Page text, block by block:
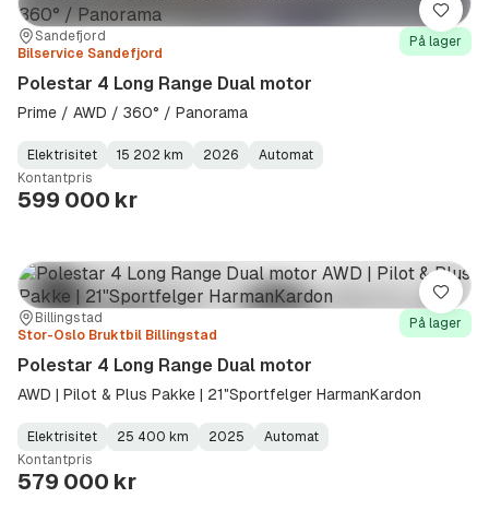
Sted:
Sandefjord
Forhandler:
Bilservice Sandefjord
På lager
Polestar 4 Long Range Dual motor
Prime / AWD / 360° / Panorama
Fuel
Type:
Elektrisitet
Kilometerstand:
15 202 km
Model
Year:
2026
Gearbox
Type:
Automat
Kontantpris
599 000 kr
Lagre
Sted:Billingstad
Forhandler:
Stor-Oslo Bruktbil Billingstad
På lager
Polestar 4 Long Range Dual motor
AWD | Pilot & Plus Pakke | 21"Sportfelger HarmanKardon
Fuel
Type:
Elektrisitet
Kilometerstand:
25 400 km
Model
Year:
2025
Gearbox
Type:
Automat
Kontantpris
579 000 kr
Lagre